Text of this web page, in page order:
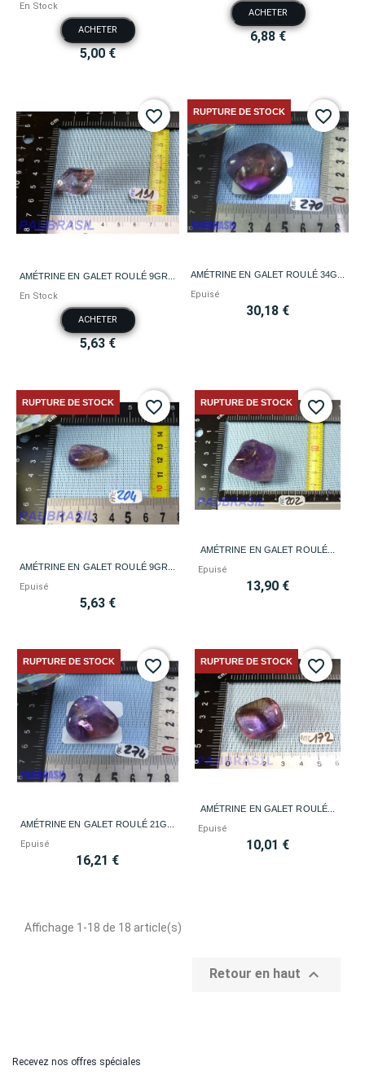
En Stock
ACHETER
5,00 €
ACHETER
6,88 €
AMÉTRINE EN GALET ROULÉ 9GR...
En Stock
ACHETER
5,63 €
favorite_border
AMÉTRINE EN GALET ROULÉ 34G...
Epuisé
30,18 €
RUPTURE DE STOCK favorite_border
AMÉTRINE EN GALET ROULÉ 9GR...
Epuisé
5,63 €
RUPTURE DE STOCK favorite_border
AMÉTRINE EN GALET ROULÉ...
Epuisé
13,90 €
RUPTURE DE STOCK favorite_border
AMÉTRINE EN GALET ROULÉ 21G...
Epuisé
16,21 €
RUPTURE DE STOCK favorite_border
AMÉTRINE EN GALET ROULÉ...
Epuisé
10,01 €
RUPTURE DE STOCK favorite_border
Affichage 1-18 de 18 article(s)
Retour en haut 
Recevez nos offres spéciales